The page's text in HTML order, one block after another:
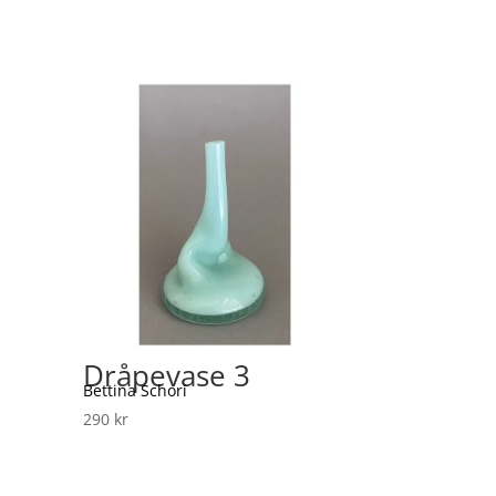
Dråpevase 3
Bettina Schori
290 kr